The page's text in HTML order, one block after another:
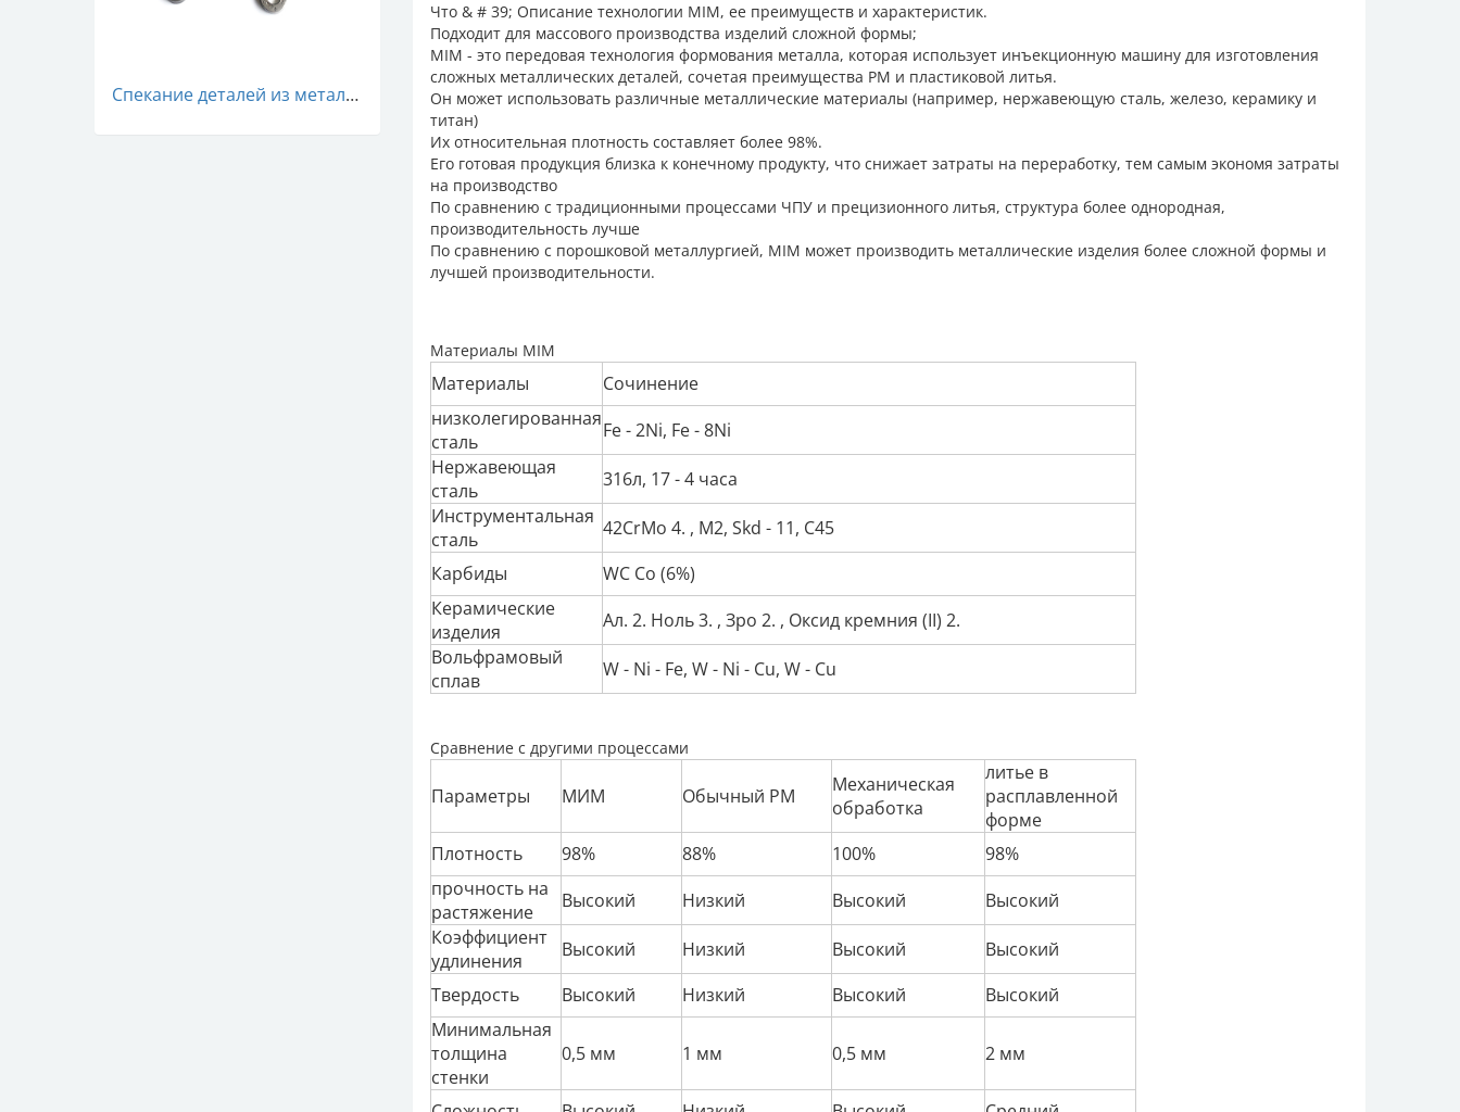
Спекание деталей из металла MIM
Что & # 39; Описание технологии MIM, ее преимуществ и характеристик.
Подходит для массового производства изделий сложной формы;
MIM - это передовая технология формования металла, которая использует инъекционную машину для изготовления
сложных металлических деталей, сочетая преимущества PM и пластиковой литья.
Он может использовать различные металлические материалы (например, нержавеющую сталь, железо, керамику и
титан)
Их относительная плотность составляет более 98%.
Его готовая продукция близка к конечному продукту, что снижает затраты на переработку, тем самым экономя затраты
на производство
По сравнению с традиционными процессами ЧПУ и прецизионного литья, структура более однородная,
производительность лучше
По сравнению с порошковой металлургией, MIM может производить металлические изделия более сложной формы и
лучшей производительности.
Материалы MIM
Материалы
Сочинение
низколегированная
сталь
Fe - 2Ni, Fe - 8Ni
Нержавеющая
сталь
316л, 17 - 4 часа
Инструментальная
сталь
42CrMo 4. , M2, Skd - 11, C45
Карбиды
WC Co (6%)
Керамические
изделия
Ал. 2. Ноль3. , Зро 2. , Оксид кремния (II) 2.
Вольфрамовый
сплав
W - Ni - Fe, W - Ni - Cu, W - Cu
Сравнение с другими процессами
Параметры МИМ Обычный PM
Механическая
обработка
литье в
расплавленной
форме
Плотность
98% 88% 100%
98%
прочность на
растяжение
Высокий Низкий Высокий
Высокий
Коэффициент
удлинения
Высокий Низкий Высокий
Высокий
Твердость
Высокий Низкий Высокий
Высокий
Минимальная
толщина
стенки
0,5 мм 1 мм 0,5 мм 2 мм